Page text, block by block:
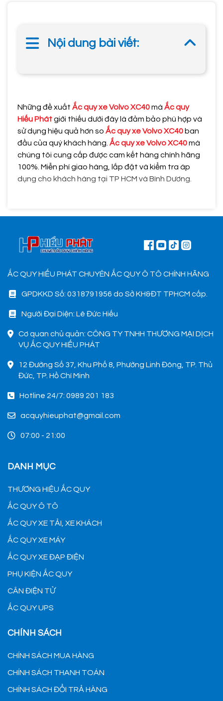
Nội dung bài viết:
Những đề xuất Ắc quy xe Volvo XC40mà Ắc quy
Hiếu Phátgiới thiếu dưới đây là đảm bảo phù hợp và
sử dụng hiệu quả hơn so Ắc quy xe Volvo XC40 ban
đầu của quý khách hàng. Ắc quy xe Volvo XC40mà
chúng tôi cung cấp được cam kết hàng chính hãng
100%. Miễn phí giao hàng, lắp đặt và kiểm tra áp
dụng cho khách hàng tại TP HCM và Bình Dương.
ẮC QUY HIẾU PHÁT CHUYÊN ẮC QUY Ô TÔ CHÍNH HÃNG
GPDKKD Số: 0318791956 do Sở KH&ĐT TPHCM cấp.
Người Đại Diện: Lê Đức Hiếu
Cơ quan chủ quản: CÔNG TY TNHH THƯƠNG MẠI DỊCH
VỤ ẮC QUY HIẾU PHÁT
12 Đường Số 37, Khu Phố 8, Phường Linh Đông, TP. Thủ
Đức, TP. Hồ Chí Minh
Hotline 24/7: 0989 201 183
acquyhieuphat@gmail.com
07:00 - 21:00
DANH MỤC
THƯƠNG HIỆU ẮC QUY
ẮC QUY Ô TÔ
ẮC QUY XE TẢI, XE KHÁCH
ẮC QUY XE MÁY
ẮC QUY XE ĐẠP ĐIỆN
PHỤ KIỆN ẮC QUY
CÂN ĐIỆN TỬ
ẮC QUY UPS
CHÍNH SÁCH
CHÍNH SÁCH MUA HÀNG
CHÍNH SÁCH THANH TOÁN
CHÍNH SÁCH ĐỔI TRẢ HÀNG